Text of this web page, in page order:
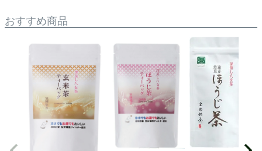
おすすめ商品